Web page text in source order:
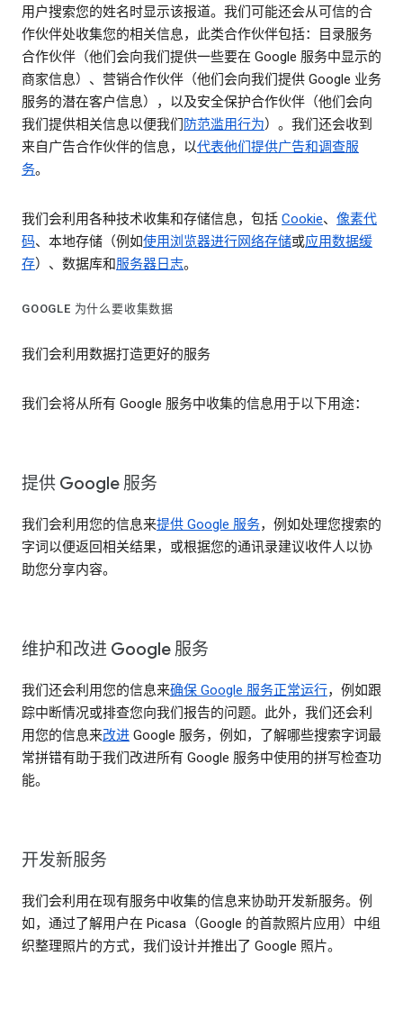
用户搜索您的姓名时显示该报道。我们可能还会从可信的合
作伙伴处收集您的相关信息，此类合作伙伴包括：目录服务
合作伙伴（他们会向我们提供一些要在 Google 服务中显示的
商家信息）、营销合作伙伴（他们会向我们提供 Google 业务
服务的潜在客户信息），以及安全保护合作伙伴（他们会向
我们提供相关信息以便我们 防范滥用行为）。我们还会收到
来自广告合作伙伴的信息，以代表他们提供广告和调查服
务。
我们会利用各种技术收集和存储信息，包括 Cookie、 像素代
码、本地存储（例如使用浏览器进行网络存储或应用数据缓
存）、数据库和服务器日志。
GOOGLE 为什么要收集数据
我们会利用数据打造更好的服务
我们会将从所有 Google 服务中收集的信息用于以下用途：
提供 Google 服务
我们会利用您的信息来提供 Google 服务，例如处理您搜索的
字词以便返回相关结果，或根据您的通讯录建议收件人以协
助您分享内容。
维护和改进 Google 服务
我们还会利用您的信息来确保 Google 服务正常运行，例如跟
踪中断情况或排查您向我们报告的问题。此外，我们还会利
用您的信息来改进 Google 服务，例如，了解哪些搜索字词最
常拼错有助于我们改进所有 Google 服务中使用的拼写检查功
能。
开发新服务
我们会利用在现有服务中收集的信息来协助开发新服务。例
如，通过了解用户在 Picasa（Google 的首款照片应用）中组
织整理照片的方式，我们设计并推出了 Google 照片。